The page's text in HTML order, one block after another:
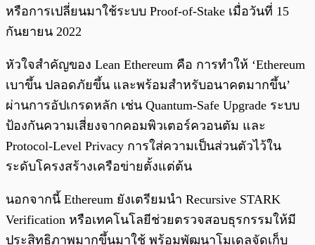
หรือการเปลี่ยนมาใช้ระบบ Proof-of-Stake เมื่อวันที่ 15
กันยายน 2022
หัวใจสำคัญของ Lean Ethereum คือ การทำให้ ‘Ethereum
เบาขึ้น ปลอดภัยขึ้น และพร้อมสำหรับอนาคตมากขึ้น’
ผ่านการอัปเกรดหลัก เช่น Quantum-Safe Upgrade ระบบ
ป้องกันความเสี่ยงจากคอมพิวเตอร์ควอนตัม และ
Protocol-Level Privacy การใส่ความเป็นส่วนตัวไว้ใน
ระดับโครงสร้างเครือข่ายตั้งแต่ต้น
นอกจากนี้ Ethereum ยังเตรียมนำ Recursive STARK
Verification หรือเทคโนโลยีช่วยตรวจสอบธุรกรรมให้มี
ประสิทธิภาพมากขึ้นมาใช้ พร้อมพัฒนาโมเดลจัดเก็บ